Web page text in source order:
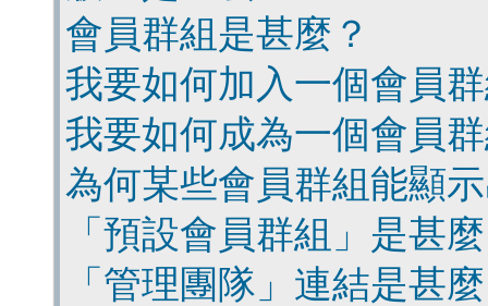
會員群組是甚麼？
我要如何加入一個會員
我要如何成為一個會員
為何某些會員群組能顯
「預設會員群組」是甚
「管理團隊」連結是甚